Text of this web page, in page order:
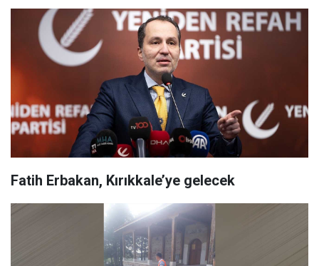
Fatih Erbakan, Kırıkkale’ye gelecek